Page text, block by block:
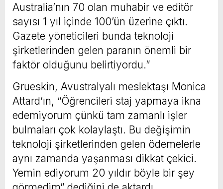
Australia’nın 70 olan muhabir ve editör
sayısı 1 yıl içinde 100’ün üzerine çıktı.
Gazete yöneticileri bunda teknoloji
şirketlerinden gelen paranın önemli bir
faktör olduğunu belirtiyordu.”
Grueskin, Avustralyalı meslektaşı Monica
Attard’ın, “Öğrencileri staj yapmaya ikna
edemiyorum çünkü tam zamanlı işler
bulmaları çok kolaylaştı. Bu değişimin
teknoloji şirketlerinden gelen ödemelerle
aynı zamanda yaşanması dikkat çekici.
Yemin ediyorum 20 yıldır böyle bir şey